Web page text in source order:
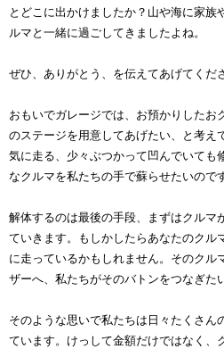
とどこに出かけましたか？山や海に家族
ルマと一緒に過ごしてきましたよね。
ぜひ、ありがとう、を伝えてあげてくだ
おもいでガレージでは、お預かりしたお
のステージを用意してあげたい、と考え
気に走る、少々ぶつかって凹んでいても
なクルマを私たちの手で蘇らせたいので
解体するのは最後の手段、まずはクルマ
ていきます。もしかしたらあなたのクル
に走っているかもしれません。そのクル
ザーへ、私たちがそのバトンをつなぎた
そのような思いで私たちは日々たくさん
ています。けっして金額だけではなく、